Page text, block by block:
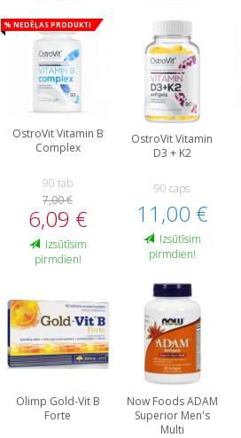
% Nedēļas produkti
OstroVit Vitamin B
Complex
90 tab
7,00 €
6,09 €
Izsūtīsim
pirmdien!
OstroVit Vitamin
D3 + K2
90 caps
11,00 €
Izsūtīsim
pirmdien!
Olimp Gold-Vit B
Forte
Now Foods ADAM
Superior Men's
Multi